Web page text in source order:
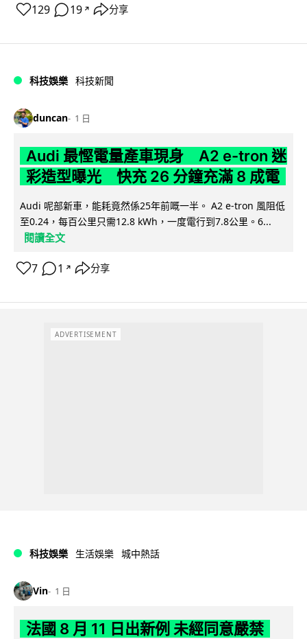
129 19 ↗ 分享
科技娛樂 科技新聞
duncan 1 日
Audi 最慳電量產車現身 A2 e-tron 迷
彩造型曝光 快充 26 分鐘充滿 8 成電
Audi 呢部新車，能耗竟然係25年前嘅一半。 A2 e-tron 風阻低
至0.24，每百公里只需12.8 kWh，一度電行到7.8公里。6...
閱讀全文
7 1 ↗ 分享
ADVERTISEMENT
科技娛樂 生活娛樂 城中熱話
Vin 1 日
法國 8 月 11 日出新例 未經同意嚴禁